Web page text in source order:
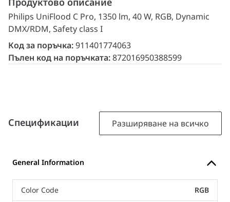
Philips UniFlood C Pro, 1350 lm, 40 W, RGB, Dynamic
DMX/RDM, Safety class I
Код за поръчка:911401774063
Пълен код на поръчката:872016950388599
Спецификации Разширяване на всичко
General Information
Color Code RGB